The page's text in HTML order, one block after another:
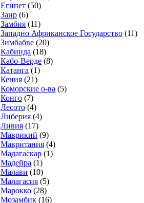
Египет (50)
Заир (6)
Замбия (11)
Западно Африканское Государство (11)
Зимбабве (20)
Кабинда (18)
Кабо-Верде (8)
Катанга (1)
Кения (21)
Коморcкие о-ва (5)
Конго (7)
Лесото (4)
Либерия (4)
Ливия (17)
Маврикий (9)
Мавритания (4)
Мадагаскар (1)
Мадейра (1)
Малави (10)
Малагасия (5)
Марокко (28)
Мозамбик (16)